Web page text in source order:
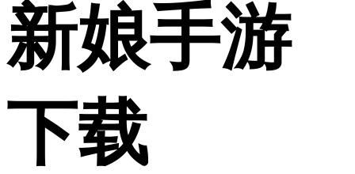
新娘手游
下载